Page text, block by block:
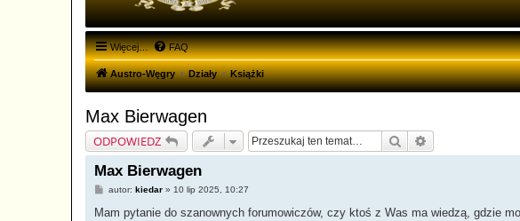
Więcej… FAQ
Austro-Węgry Działy Książki
Max Bierwagen
ODPOWIEDZ Szukaj
Max Bierwagen
P
s
autor: kiedar» 10 lip 2025, 10:27
Mam pytanie do szanownych forumowiczów, czy ktoś z Was ma wiedzą, gdzie